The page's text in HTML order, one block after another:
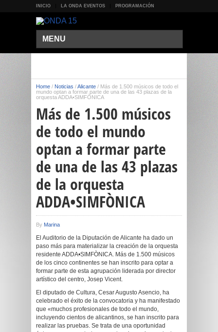
INICIO LA ONDA EVENTOS PROGRAMACIÓN
MENU
Home / Noticias /Alicante / Más de 1.500 músicos de todo el
mundo optan a formar parte de una de las 43 plazas de la
orquesta ADDA•SIMFÒNICA
Más de 1.500 músicos
de todo el mundo
optan a formar parte
de una de las 43 plazas
de la orquesta
ADDA•SIMFÒNICA
By Marina
El Auditorio de la Diputación de Alicante ha dado un
paso más para materializar la creación de la orquesta
residente ADDA•SIMFÒNICA. Más de 1.500 músicos
de los cinco continentes se han inscrito para optar a
formar parte de esta agrupación liderada por director
artístico del centro, Josep Vicent.
El diputado de Cultura, Cesar Augusto Asencio, ha
celebrado el éxito de la convocatoria y ha manifestado
que «muchos profesionales de todo el mundo,
incluyendo cientos de alicantinos, se han inscrito para
realizar las pruebas. Se trata de una oportunidad